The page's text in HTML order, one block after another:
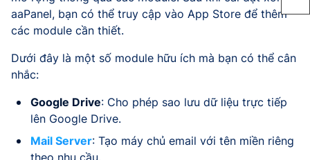
aaPanel, bạn có thể truy cập vào App Store để thêm
các module cần thiết.
Dưới đây là một số module hữu ích mà bạn có thể cân
nhắc:
Google Drive: Cho phép sao lưu dữ liệu trực tiếp
lên Google Drive.
Mail Server: Tạo máy chủ email với tên miền riêng
theo nhu cầu.